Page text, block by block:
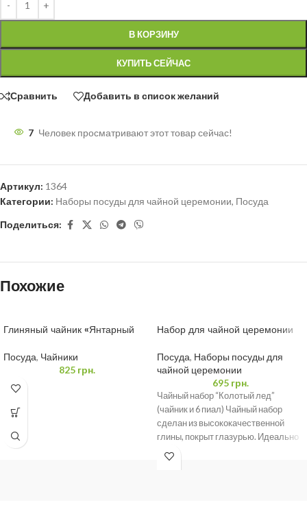
В КОРЗИНУ
КУПИТЬ СЕЙЧАС
Сравнить Добавить в список желаний
7 Человек просматривают этот товар сейчас!
Артикул: 1364
Категории: Наборы посуды для чайной церемонии, Посуда
Поделиться:
Похожие
Глиняный чайник «Янтарный
Посуда, Чайники
825грн.
Набор для чайной церемонии
Посуда, Наборы посуды для
чайной церемонии
695грн.
Чайный набор “Колотый лед”
(чайник и 6 пиал) Чайный набор
сделан из высококачественной
глины, покрыт глазурью. Идеально
подходит для повседневного